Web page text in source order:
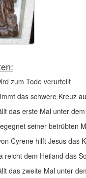
zum Tode verurteilt
das schwere Kreuz
das erste Mal unter
seiner betrübten
Cyrene hilft Jesus das
reicht dem Heiland das
das zweite Mal unter